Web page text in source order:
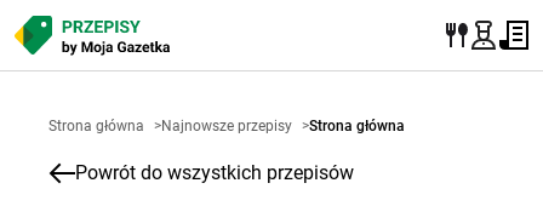
Strona główna >Najnowsze przepisy >Strona główna
Powrót do wszystkich przepisów